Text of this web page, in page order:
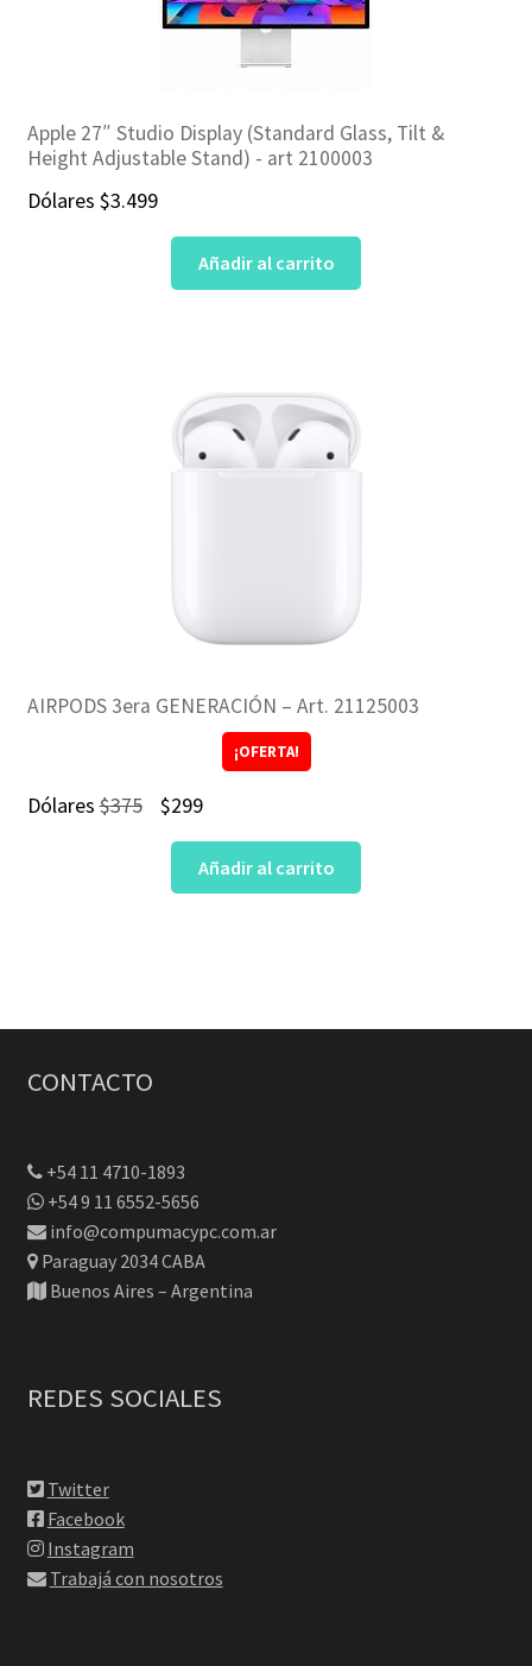
Apple 27″ Studio Display (Standard Glass, Tilt &
Height Adjustable Stand) ‎- art 2100003
Dólares $3.499
Añadir al carrito
AIRPODS 3era GENERACIÓN – Art. 21125003
¡OFERTA!
Dólares$375
El
precio
original
$299El
precio
actual
Añadir al carrito
CONTACTO
+54 11 4710-1893
+54 9 11 6552-5656
info@compumacypc.com.ar
Paraguay 2034 CABA
Buenos Aires – Argentina
REDES SOCIALES
Twitter
Facebook
Instagram
Trabajá con nosotros